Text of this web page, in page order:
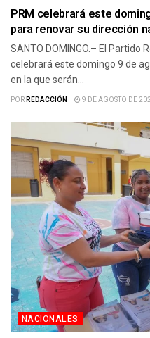
PRM celebrará este
para renovar su dirección
SANTO DOMINGO.– El Partido
celebrará este domingo 9 de
en la que serán...
PORREDACCIÓN 9 DE AGOSTO DE
NACIONALES